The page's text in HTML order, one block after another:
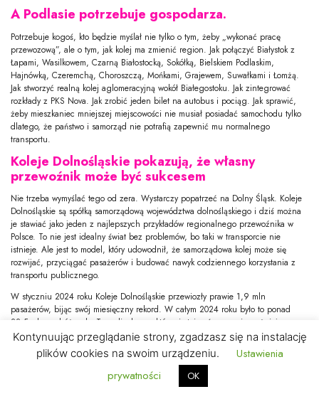
A Podlasie potrzebuje gospodarza.
Potrzebuje kogoś, kto będzie myślał nie tylko o tym, żeby „wykonać pracę
przewozową”, ale o tym, jak kolej ma zmienić region. Jak połączyć Białystok z
Łapami, Wasilkowem, Czarną Białostocką, Sokółką, Bielskiem Podlaskim,
Hajnówką, Czeremchą, Choroszczą, Mońkami, Grajewem, Suwałkami i Łomżą.
Jak stworzyć realną kolej aglomeracyjną wokół Białegostoku. Jak zintegrować
rozkłady z PKS Nova. Jak zrobić jeden bilet na autobus i pociąg. Jak sprawić,
żeby mieszkaniec mniejszej miejscowości nie musiał posiadać samochodu tylko
dlatego, że państwo i samorząd nie potrafią zapewnić mu normalnego
transportu.
Koleje Dolnośląskie pokazują, że własny
przewoźnik może być sukcesem
Nie trzeba wymyślać tego od zera. Wystarczy popatrzeć na Dolny Śląsk. Koleje
Dolnośląskie są spółką samorządową województwa dolnośląskiego i dziś można
je stawiać jako jeden z najlepszych przykładów regionalnego przewoźnika w
Polsce. To nie jest idealny świat bez problemów, bo taki w transporcie nie
istnieje. Ale jest to model, który udowodnił, że samorządowa kolej może się
rozwijać, przyciągać pasażerów i budować nawyk codziennego korzystania z
transportu publicznego.
W styczniu 2024 roku Koleje Dolnośląskie przewiozły prawie 1,9 mln
pasażerów, bijąc swój miesięczny rekord. W całym 2024 roku było to ponad
22,5 mln podróżnych. To są liczby, za którymi stoi coś znacznie ważniejszego
niż statystyka: zaufanie. Ludzie zaczęli traktować kolej jako normalny środek
codziennego transportu. Nie jako awaryjną alternatywę. Nie jako romantyczną
wycieczkę raz na rok. Jako realny wybór.
Podlasie też może pójść tą drogą. Oczywiście nie skopiujemy Dolnego Śląska
Kontynuując przeglądanie strony, zgadzasz się na instalację
plików cookies na swoim urządzeniu.
Ustawienia
prywatności
OK